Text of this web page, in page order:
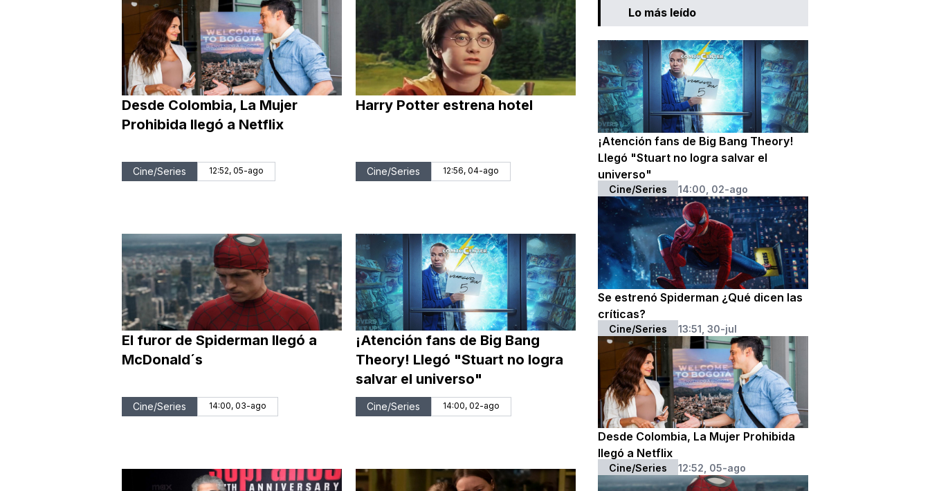
Desde Colombia, La Mujer
Prohibida llegó a Netflix
Cine/Series 12:52, 05-ago
Harry Potter estrena hotel
Cine/Series 12:56, 04-ago
El furor de Spiderman llegó a
McDonald´s
Cine/Series 14:00, 03-ago
¡Atención fans de Big Bang
Theory! Llegó "Stuart no logra
salvar el universo"
Cine/Series 14:00, 02-ago
Lo más leído
¡Atención fans de Big Bang Theory!
Llegó "Stuart no logra salvar el
universo"
Cine/Series 14:00, 02-ago
Se estrenó Spiderman ¿Qué dicen las
críticas?
Cine/Series 13:51, 30-jul
Desde Colombia, La Mujer Prohibida
llegó a Netflix
Cine/Series 12:52, 05-ago